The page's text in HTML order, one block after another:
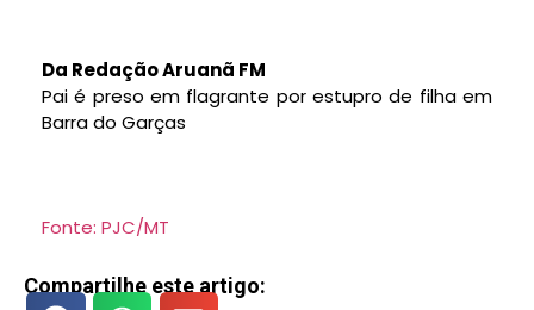
Da Redação Aruanã FM
Pai é preso em flagrante por estupro de filha em
Barra do Garças
Fonte: PJC/MT
Compartilhe este artigo: